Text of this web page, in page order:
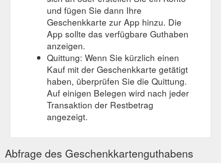
und fügen Sie dann Ihre
Geschenkkarte zur App hinzu. Die
App sollte das verfügbare Guthaben
anzeigen.
Quittung: Wenn Sie kürzlich einen
Kauf mit der Geschenkkarte getätigt
haben, überprüfen Sie die Quittung.
Auf einigen Belegen wird nach jeder
Transaktion der Restbetrag
angezeigt.
Abfrage des Geschenkkartenguthabens